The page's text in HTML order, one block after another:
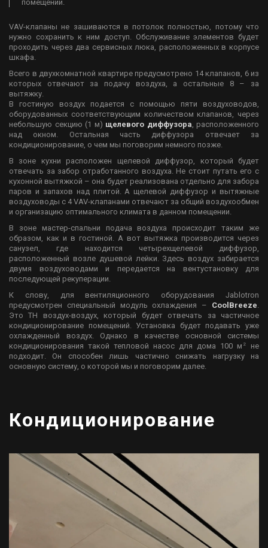
помещении.
VAV-клапаны не зашиваются в потолок полностью, потому что
нужно сохранить к ним доступ. Обслуживание элементов будет
проходить через два сервисных люка, расположенных в корпусе
шкафа.
Всего в двухкомнатной квартире предусмотрено 14 клапанов, 6 из
которых отвечают за подачу воздуха, а остальные 8 – за
вытяжку.
В гостиную воздух подается с помощью пяти воздуховодов,
оборудованных соответствующим количеством клапанов, через
небольшую секцию (1 м) щелевого диффузора , расположенного
над окном. Остальная часть диффузора отвечает за
кондиционирование, о чем мы поговорим немного позже.
В зоне кухни расположен щелевой диффузор, который будет
отвечать за забор отработанного воздуха. Не стоит путать его с
кухонной вытяжкой – она будет реализована отдельно для забора
паров и запахов над плитой. А щелевой диффузор и вытяжные
воздуховоды с 4 VAV-клапанами отвечают за общий воздухообмен
и организацию оптимального климата в данном помещении.
В зоне мастер-спальни подача воздуха происходит таким же
образом, как и в гостиной. А вот вытяжка производится через
санузел, где находится четырехщелевой диффузор,
расположенный возле душевой лейки. Здесь воздух забирается
двумя воздуховодами и передается на вентустановку для
последующей рекуперации.
К слову, для вентиляционного оборудования Jablotron
предусмотрен специальный модуль охлаждения – CoolBreeze
Это ТН воздух-воздух, который будет отвечать за частичное
кондиционирование помещений. Установка будет подавать уже
охлажденный воздух. Однако в качестве основной системы
кондиционирования такой тепловой насос для дома 100 м 2
не
подходит. Он способен лишь частично снижать нагрузку на
основную систему, о которой мы и поговорим далее.
Кондиционирование